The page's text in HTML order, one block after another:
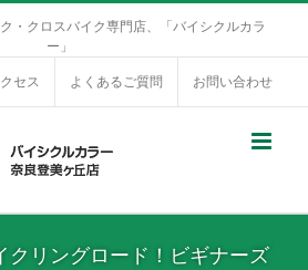
・クロスバイク専門店、「バイシクルカラ
ー」
セス よくあるご質問 お問い合わせ
クリングロード！ビギナーズ